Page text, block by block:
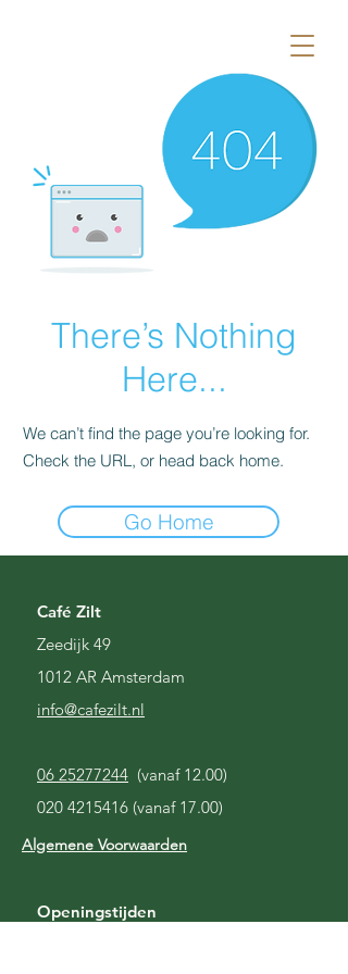
There’s Nothing
Here...
We can’t find the page you’re looking for.
Check the URL, or head back home.
Go Home
Café Zilt
Zeedijk 49
1012 AR Amsterdam
info@cafezilt.nl
06 25277244 (vanaf 12.00)
020 4215416 (vanaf 17.00)
Algemene Voorwaarden
Openingstijden